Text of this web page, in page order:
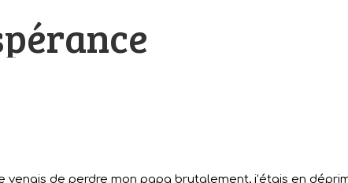
venais de perdre mon papa brutalement, j’étais en